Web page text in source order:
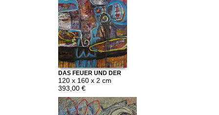
DAS FEUER UND DER
WASSERVOGEL
120 x 160 x 2 cm
393,00 €